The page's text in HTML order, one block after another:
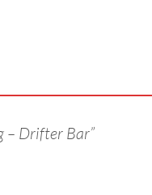
– Drifter Bar”